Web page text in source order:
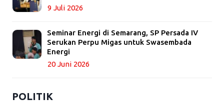
9 Juli 2026
Seminar Energi di Semarang, SP Persada IV
Serukan Perpu Migas untuk Swasembada
Energi
20 Juni 2026
POLITIK